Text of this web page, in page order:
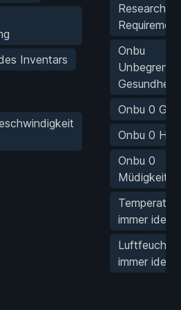
Inventars
Research
Onbu
Gesundheit
Onbu 0 Gift
Onbu 0
Onbu 0
Müdigkeit
Temperatur
immer ideal
immer ideal